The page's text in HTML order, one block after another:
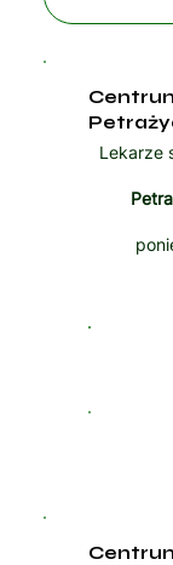
Lekarze